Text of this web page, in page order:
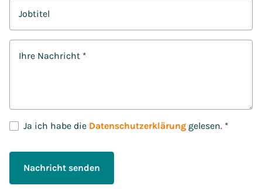
Jobtitel
Ihre Nachricht *
D
G
O
Ja ich habe die Datenschutzerklärung gelesen. *
Nachricht senden